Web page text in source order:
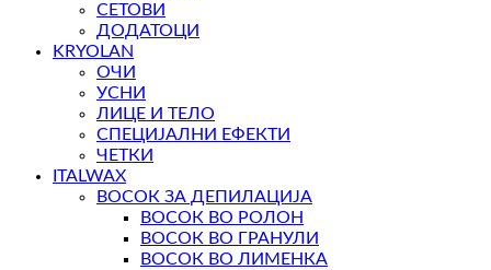
СЕТОВИ
ДОДАТОЦИ
KRYOLAN
ОЧИ
УСНИ
ЛИЦЕ И ТЕЛО
СПЕЦИЈАЛНИ ЕФЕКТИ
ЧЕТКИ
ITALWAX
ВОСОК ЗА ДЕПИЛАЦИЈА
ВОСОК ВО РОЛОН
ВОСОК ВО ГРАНУЛИ
ВОСОК ВО ЛИМЕНКА